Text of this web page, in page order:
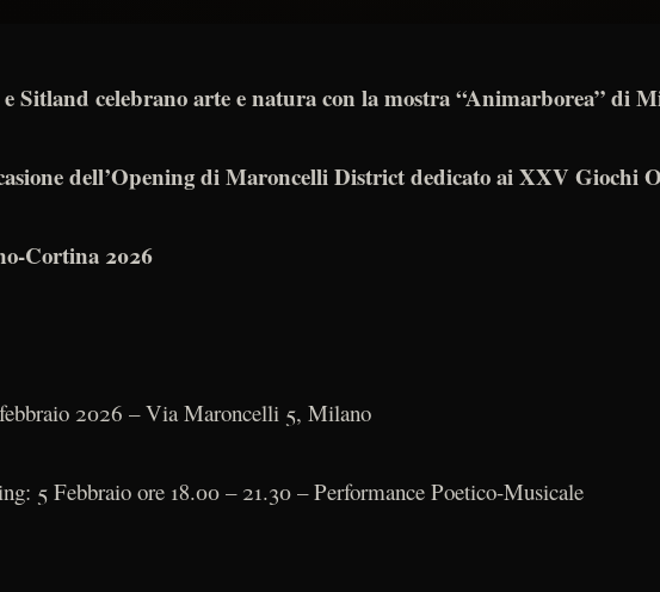
Sitland celebrano arte e natura con la mostra “Animarborea” di
dell’Opening di Maroncelli District dedicato ai XXV Giochi
Cortina 2026
2026 – Via Maroncelli 5, Milano
5 Febbraio ore 18.00 – 21.30 – Performance Poetico-Musicale